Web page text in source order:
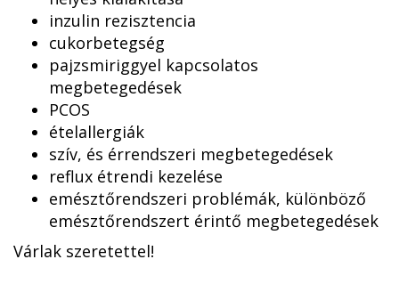
inzulin rezisztencia
cukorbetegség
pajzsmiriggyel kapcsolatos
megbetegedések
PCOS
ételallergiák
szív, és érrendszeri megbetegedések
reflux étrendi kezelése
emésztőrendszeri problémák, különböző
emésztőrendszert érintő megbetegedések
Várlak szeretettel!